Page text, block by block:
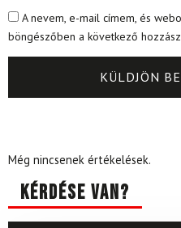
A nevem, e-mail címem, és
böngészőben a következő
Még nincsenek értékelések.
Kérdése van?